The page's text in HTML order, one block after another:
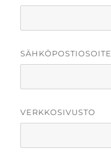
SÄHKÖPOSTIOSOITE
VERKKOSIVUSTO